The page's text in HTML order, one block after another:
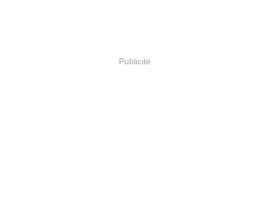
Publicité